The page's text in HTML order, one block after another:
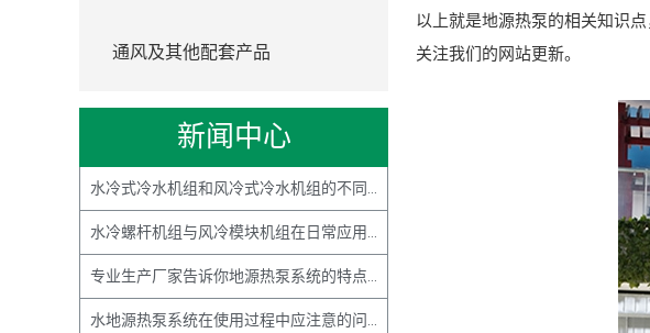
通风及其他配套产品
新闻中心
以上就是地源热泵的相关知识
关注我们的网站更新。